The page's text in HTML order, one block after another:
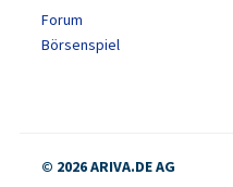
Forum
Börsenspiel
© 2026 ARIVA.DE AG